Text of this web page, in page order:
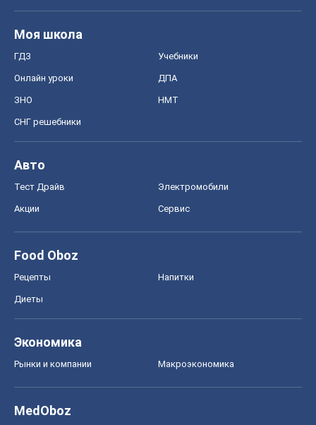
Моя школа
ГДЗ Учебники
Онлайн уроки ДПА
ЗНО НМТ
СНГ решебники
Авто
Тест Драйв Электромобили
Акции Сервис
Food Oboz
Рецепты Напитки
Диеты
Экономика
Рынки и компании Mакроэкономика
MedOboz